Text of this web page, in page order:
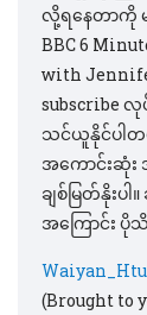
လို့ရနေတာကို မ
BBC 6
with
subscribe
သင်ယူနိုင်ပါ
အကောင်းဆုံး
ချစ်မြတ်နိုးပ
အကြောင်း ပို
(Brought to